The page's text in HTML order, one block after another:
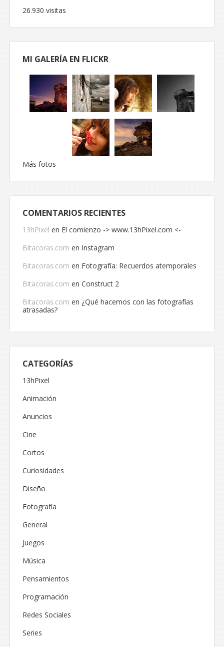
26.930 visitas
MI GALERÍA EN FLICKR
Más fotos
COMENTARIOS RECIENTES
13hPixel en El comienzo -> www.13hPixel.com <-
Bitacoras.com en Instagram
Bitacoras.com en Fotografía: Recuerdos atemporales
Bitacoras.com en Construct 2
Bitacoras.com en ¿Qué hacemos con las fotografías
atrasadas?
CATEGORÍAS
13hPixel
Animación
Anuncios
Cine
Cortos
Curiosidades
Diseño
Fotografía
General
Juegos
Música
Pensamientos
Programación
Redes Sociales
Series